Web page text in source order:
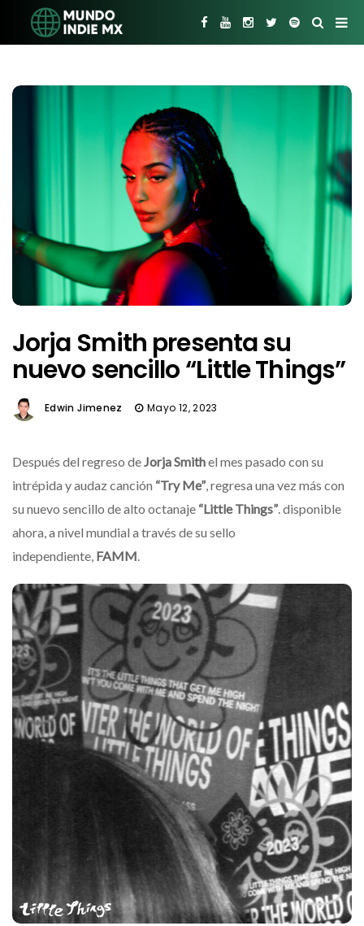
Jorja Smith presenta su
nuevo sencillo “Little Things”
Edwin Jimenez Mayo 12, 2023
Después del regreso de Jorja Smithel mes pasado con su
intrépida y audaz canción “Try Me” , regresa una vez más con
su nuevo sencillo de alto octanaje “Little Things” . disponible
ahora, a nivel mundial a través de su sello
independiente, FAMM